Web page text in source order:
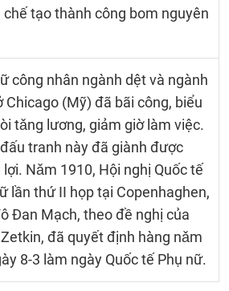
chế tạo thành công bom nguyên
công nhân ngành dệt và ngành
Chicago (Mỹ) đã bãi công, biểu
tǎng lương, giảm giờ làm việc.
tranh này đã giành được
Nǎm 1910, Hội nghị Quốc tế
lần thứ II họp tại Copenhaghen,
Đan Mạch, theo đề nghị của
đã quyết định hàng nǎm
8-3 làm ngày Quốc tế Phụ nữ.